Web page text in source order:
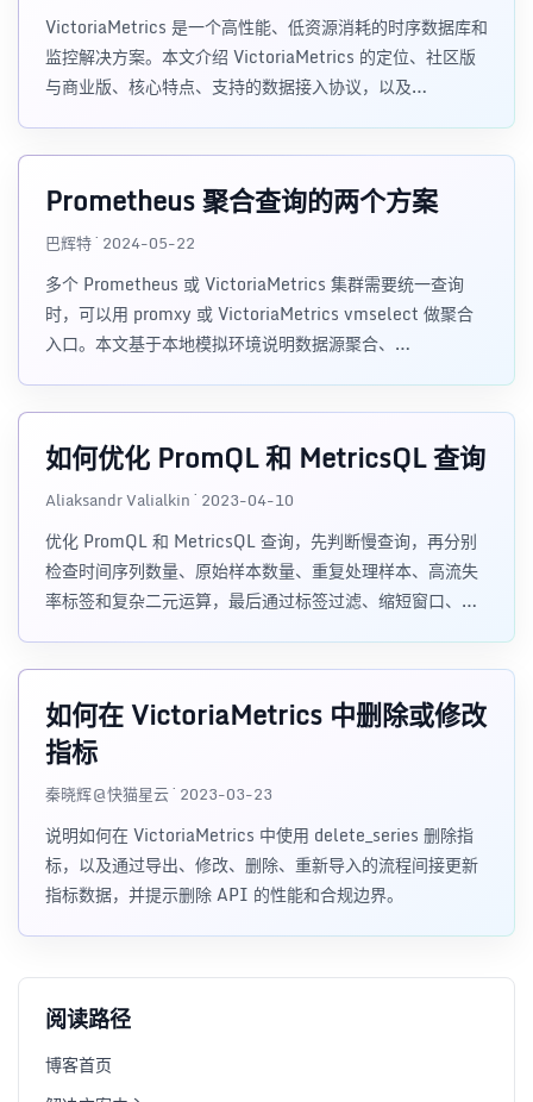
VictoriaMetrics 是一个高性能、低资源消耗的时序数据库和
监控解决方案。本文介绍 VictoriaMetrics 的定位、社区版
与商业版、核心特点、支持的数据接入协议，以及
Prometheus 聚合查询的两个方案
巴辉特 · 2024-05-22
多个 Prometheus 或 VictoriaMetrics 集群需要统一查询
时，可以用 promxy 或 VictoriaMetrics vmselect 做聚合
入口。本文基于本地模拟环境说明数据源聚合、
如何优化 PromQL 和 MetricsQL 查询
Aliaksandr Valialkin · 2023-04-10
优化 PromQL 和 MetricsQL 查询，先判断慢查询，再分别
检查时间序列数量、原始样本数量、重复处理样本、高流失
率标签和复杂二元运算，最后通过标签过滤、缩短窗口、调
如何在 VictoriaMetrics 中删除或修改
指标
秦晓辉@快猫星云 · 2023-03-23
说明如何在 VictoriaMetrics 中使用 delete_series 删除指
标，以及通过导出、修改、删除、重新导入的流程间接更新
指标数据，并提示删除 API 的性能和合规边界。
阅读路径
博客首页